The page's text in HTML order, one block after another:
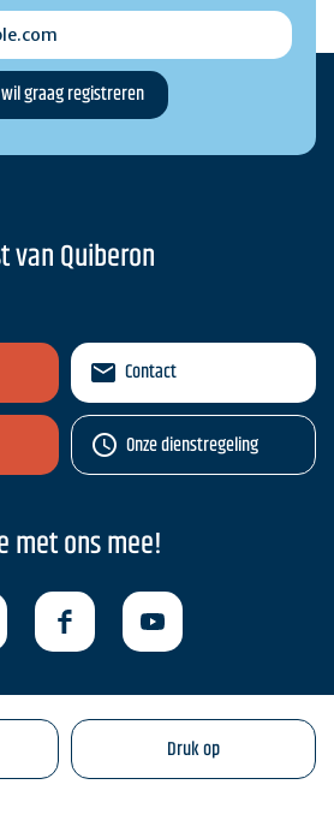
van Quiberon
Contact
Onze dienstregeling
met ons mee!
Druk op